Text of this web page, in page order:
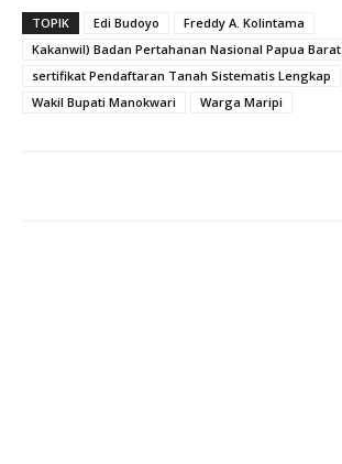
TOPIK Edi Budoyo
Freddy A. Kolintama
Kakanwil) Badan Pertahanan Nasional Papua Barat
sertifikat Pendaftaran Tanah Sistematis Lengkap
Wakil Bupati Manokwari
Warga Maripi